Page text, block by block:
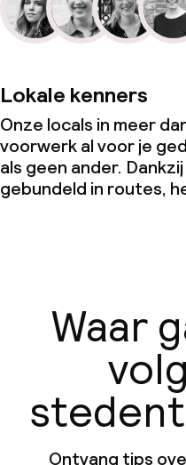
Lokale kenners
Onze locals in meer
voorwerk al voor je
als geen ander.
gebundeld in routes,
Waar
Ontvang tips